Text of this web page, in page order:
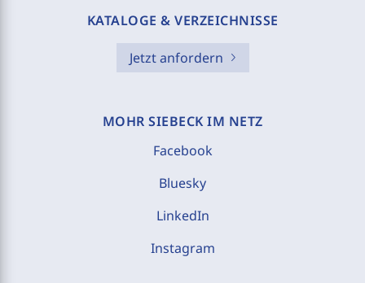
KATALOGE & VERZEICHNISSE
Jetzt anfordern
MOHR SIEBECK IM NETZ
Facebook
Bluesky
LinkedIn
Instagram